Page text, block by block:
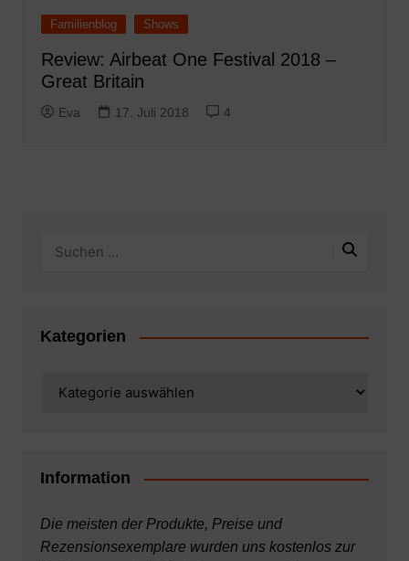
Familienblog Shows
Review: Airbeat One Festival 2018 –
Great Britain
Eva 17. Juli 2018 4
Kategorien
Information
Die meisten der Produkte, Preise und
Rezensionsexemplare wurden uns kostenlos zur